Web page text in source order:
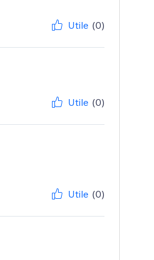
Utile (0)
Utile (0)
Utile (0)